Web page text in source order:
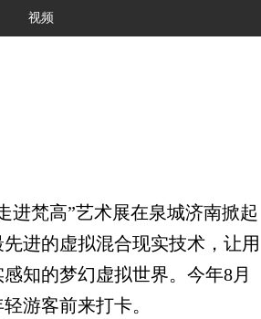
视频
梵高”艺术展在泉城济南掀起
进的虚拟混合现实技术，让用
知的梦幻虚拟世界。今年8月
游客前来打卡。